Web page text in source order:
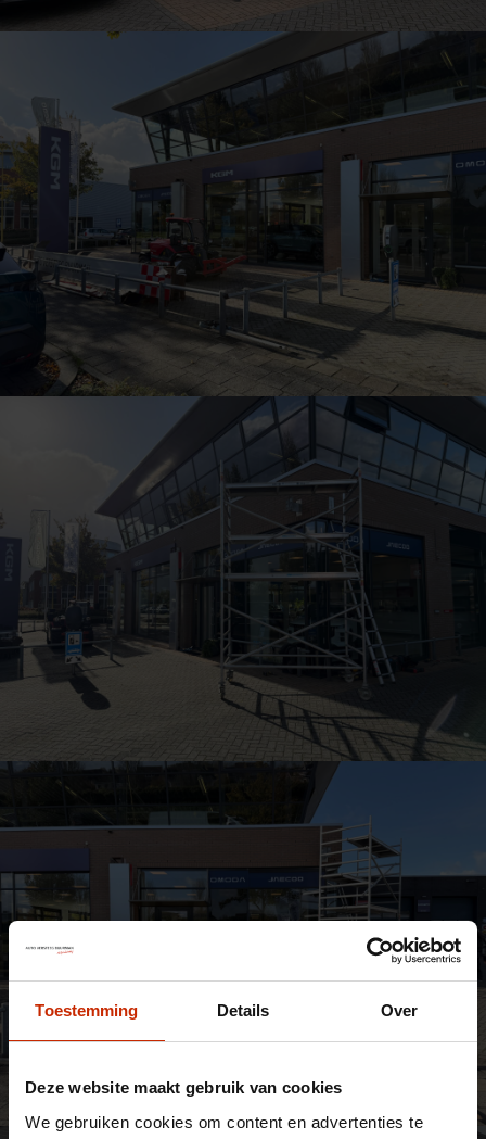
Toestemming Details Over
Deze website maakt gebruik van cookies
We gebruiken cookies om content en advertenties te